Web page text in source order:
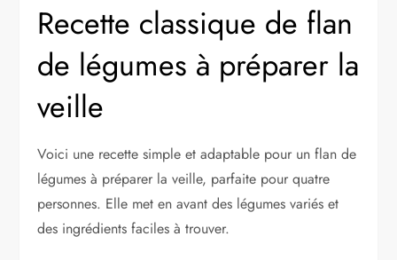
Recette classique de flan
de légumes à préparer la
veille
Voici une recette simple et adaptable pour un flan de
légumes à préparer la veille, parfaite pour quatre
personnes. Elle met en avant des légumes variés et
des ingrédients faciles à trouver.